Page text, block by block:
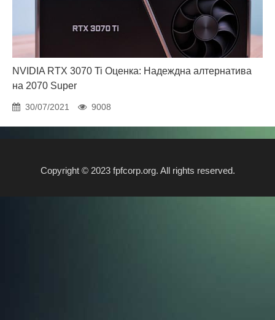
NVIDIA RTX 3070 Ti Оценка: Надеждна алтернатива
на 2070 Super
30/07/2021 9008
Copyright © 2023 fpfcorp.org. All rights reserved.